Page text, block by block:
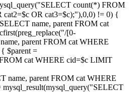
count(*) FROM
OR cat3=$c);"),0,0) != 0) {
name, parent FROM cat
[0-
parent FROM cat WHERE
$parent =
cat WHERE cid=$c LIMIT
name, parent FROM cat WHERE